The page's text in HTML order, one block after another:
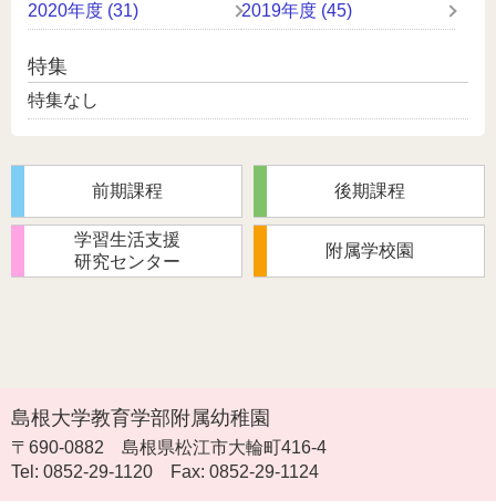
2020年度 (31)
2019年度 (45)
特集
特集なし
前期課程 後期課程
学習生活支援
研究センター
附属学校園
島根大学教育学部附属幼稚園
〒690-0882
島根県松江市大輪町416-4
Tel: 0852-29-1120
Fax: 0852-29-1124